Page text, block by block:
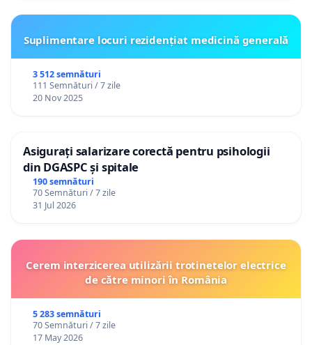
Suplimentare locuri rezidențiat medicină generală
3 512 semnături
111 Semnături / 7 zile
20 Nov 2025
Asigurați salarizare corectă pentru psihologii
din DGASPC și spitale
190 semnături
70 Semnături / 7 zile
31 Jul 2026
Cerem interzicerea utilizării trotinetelor electrice
de către minori în România
5 283 semnături
70 Semnături / 7 zile
17 May 2026